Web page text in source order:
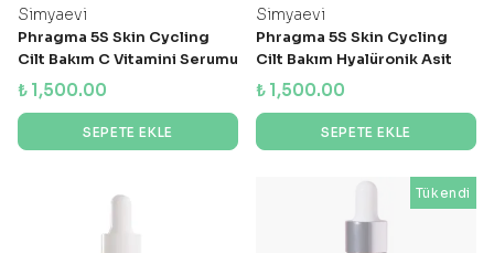
Simyaevi
Phragma 5S Skin Cycling
Cilt Bakım C Vitamini Serumu
₺ 1,500.00
SEPETE EKLE
Simyaevi
Phragma 5S Skin Cycling
Cilt Bakım Hyalüronik Asit
Serumu
₺ 1,500.00
SEPETE EKLE
Tükendi